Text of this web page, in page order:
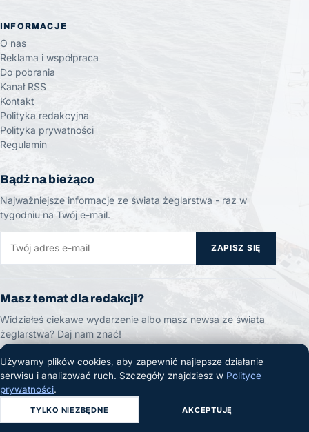
INFORMACJE
O nas
Reklama i współpraca
Do pobrania
Kanał RSS
Kontakt
Polityka redakcyjna
Polityka prywatności
Regulamin
Bądź na bieżąco
Najważniejsze informacje ze świata żeglarstwa - raz w
tygodniu na Twój e-mail.
ZAPISZ SIĘ
Masz temat dla redakcji?
Widziałeś ciekawe wydarzenie albo masz newsa ze świata
żeglarstwa? Daj nam znać!
ZGŁOŚ TEMAT
© 2026 Żeglarski.info. Wszelkie prawa zastrzeżone.
Używamy plików cookies, aby zapewnić najlepsze działanie
serwisu i analizować ruch. Szczegóły znajdziesz w Polityce
prywatności.
TYLKO NIEZBĘDNE AKCEPTUJĘ